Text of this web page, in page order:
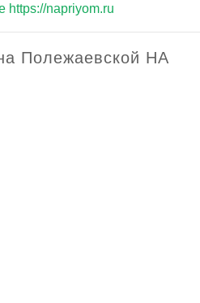
https://napriyom.ru
Полежаевской НА